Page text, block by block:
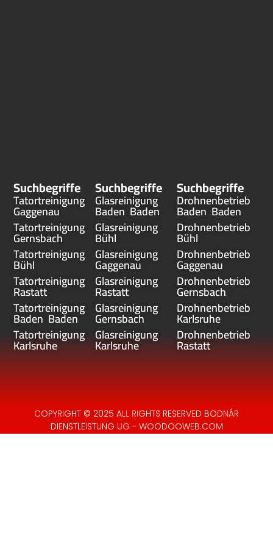
Suchbegriffe
Drohnenbetrieb
Baden Baden
Drohnenbetrieb
Bühl
Drohnenbetrieb
Gaggenau
Drohnenbetrieb
Gernsbach
Drohnenbetrieb
Karlsruhe
Drohnenbetrieb
Rastatt
Suchbegriffe
Glasreinigung
Baden Baden
Glasreinigung
Bühl
Glasreinigung
Gaggenau
Glasreinigung
Rastatt
Glasreinigung
Gernsbach
Glasreinigung
Karlsruhe
Suchbegriffe
Tatortreinigung
Gaggenau
Tatortreinigung
Gernsbach
Tatortreinigung
Bühl
Tatortreinigung
Rastatt
Tatortreinigung
Baden Baden
Tatortreinigung
Karlsruhe
COPYRIGHT © 2025 ALL RIGHTS RESERVED BODNÁR
DIENSTLEISTUNG UG - WOODOOWEB.COM